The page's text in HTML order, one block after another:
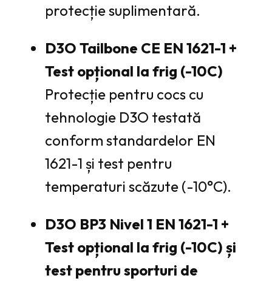
protecție suplimentară.
D3O Tailbone CE EN 1621-1 +
Test opțional la frig (-10C)
Protecție pentru cocs cu
tehnologie D3O testată
conform standardelor EN
1621-1 și test pentru
temperaturi scăzute (-10°C).
D3O BP3 Nivel 1 EN 1621-1 +
Test opțional la frig (-10C) și
test pentru sporturi de